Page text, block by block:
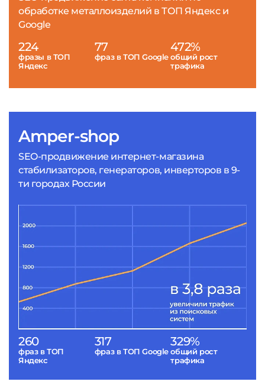
Amper-shop
SEO-продвижение интернет-магазина
стабилизаторов, генераторов, инверторов в 9-
ти городах России
260
фраз в ТОП
Яндекс
317
фраз в ТОП Google
329%
общий рост
трафика
обработке металлоизделий в ТОП Яндекс и
Google
224
фразы в ТОП
Яндекс
77
фраз в ТОП Google
472%
общий рост
трафика